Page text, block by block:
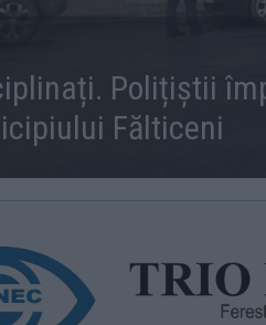
Polițiștii
Fălticeni